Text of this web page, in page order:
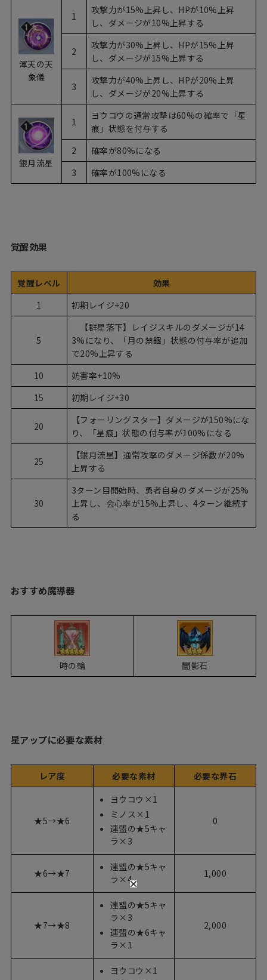
渾天の天
象儀
1
攻撃力が15%上昇し、HPが10%上昇
し、ダメージが10%上昇する
2
攻撃力が30%上昇し、HPが15%上昇
し、ダメージが15%上昇する
3
攻撃力が40%上昇し、HPが20%上昇
し、ダメージが20%上昇する
銀月流星
1
ヨウコウの通常攻撃は60%の確率で「星
痕」状態を付与する
2
確率が80%になる
3
確率が100%になる
覚醒効果
覚醒レベル
効果
1
初期レイジ+20
5
【群星落下】レイジスキルのダメージが14
3%になり、「月の禁錮」状態の付与率が追加
で20%上昇する
10
妨害率+10%
15
初期レイジ+30
20
【フォーリングスター】ダメージが150%にな
り、「星痕」状態の付与率が100%になる
25
【銀月流星】通常攻撃のダメージ係数が20%
上昇する
30
3ターン目開始時、勇者自身のダメージが25%
上昇し、会心率が15%上昇し、4ターン継続す
る
おすすめ魔導器
時の輪 闇影石
星アップに必要な素材
レア度 必要な素材 必要な界石
★5→★6
ヨウコウ×1
ミノス×1
連盟の★5キャ
ラ×3
0
★6→★7
連盟の★5キャ
ラ×4
1,000
★7→★8
連盟の★5キャ
ラ×3
連盟の★6キャ
ラ×1
2,000
ヨウコウ×1